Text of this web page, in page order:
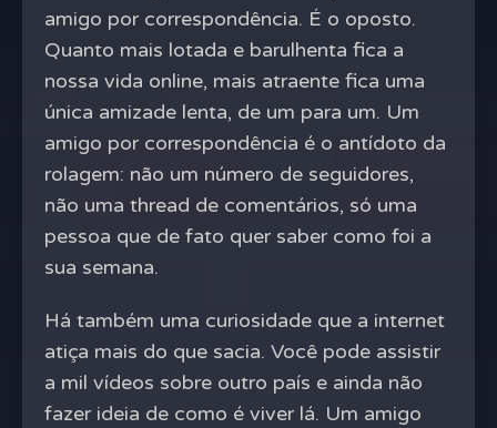
amigo por correspondência. É o oposto.
Quanto mais lotada e barulhenta fica a
nossa vida online, mais atraente fica uma
única amizade lenta, de um para um. Um
amigo por correspondência é o antídoto da
rolagem: não um número de seguidores,
não uma thread de comentários, só uma
pessoa que de fato quer saber como foi a
sua semana.
Há também uma curiosidade que a internet
atiça mais do que sacia. Você pode assistir
a mil vídeos sobre outro país e ainda não
fazer ideia de como é viver lá. Um amigo